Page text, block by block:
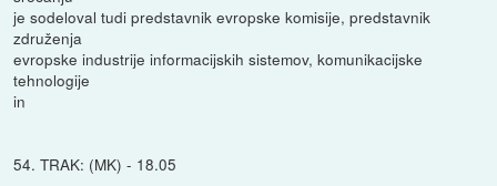
je sodeloval tudi predstavnik evropske komisije, predstavnik
združenja
evropske industrije informacijskih sistemov, komunikacijske
tehnologije
in
54. TRAK: (MK) - 18.05